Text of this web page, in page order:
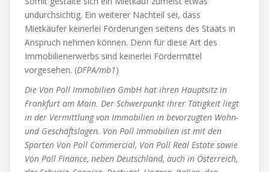
undurchsichtig. Ein weiterer Nachteil sei, dass
Mietkäufer keinerlei Förderungen seitens des Staats in
Anspruch nehmen können. Denn für diese Art des
Immobilienerwerbs sind keinerlei Fördermittel
vorgesehen. (DFPA/mb1)
Die Von Poll Immobilien GmbH hat ihren Hauptsitz in
Frankfurt am Main. Der Schwerpunkt ihrer Tätigkeit liegt
in der Vermittlung von Immobilien in bevorzugten Wohn-
und Geschäftslagen. Von Poll Immobilien ist mit den
Sparten Von Poll Commercial, Von Poll Real Estate sowie
Von Poll Finance, neben Deutschland, auch in Österreich,